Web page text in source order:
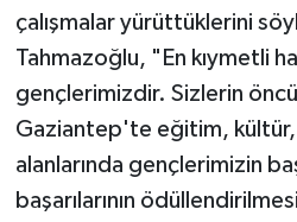
çalışmalar yürüttüklerini
Tahmazoğlu, "En kıymetli
gençlerimizdir. Sizlerin
Gaziantep'te eğitim,
alanlarında gençlerimizin
başarılarının